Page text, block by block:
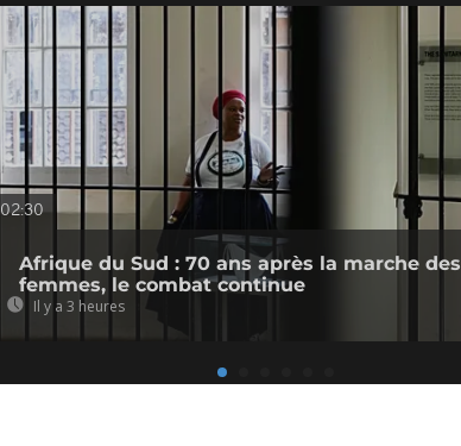
02:30
Afrique du Sud : 70 ans après la marche des
femmes, le combat continue
Il y a 3 heures